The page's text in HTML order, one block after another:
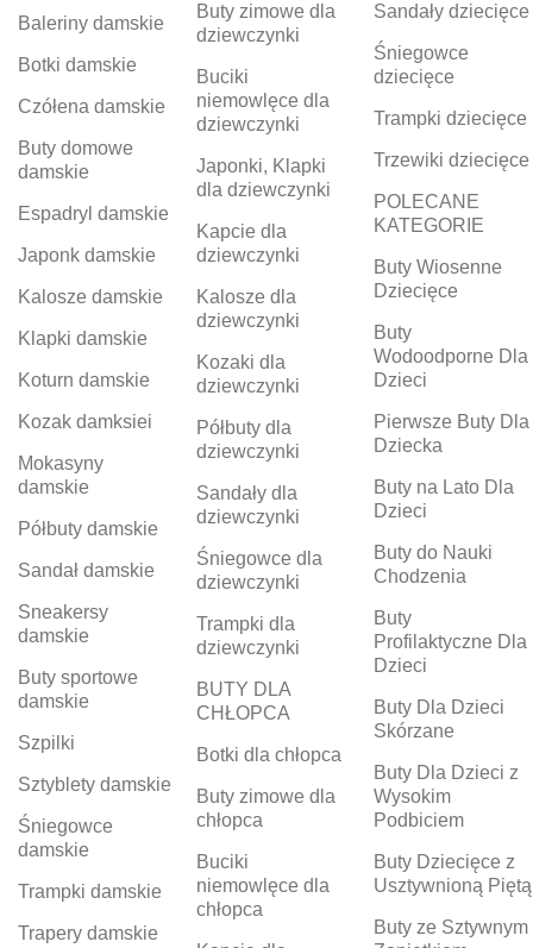
Baleriny damskie
Botki damskie
Czółena damskie
Buty domowe
damskie
Espadryl damskie
Japonk damskie
Kalosze damskie
Klapki damskie
Koturn damskie
Kozak damksiei
Mokasyny
damskie
Półbuty damskie
Sandał damskie
Sneakersy
damskie
Buty sportowe
damskie
Szpilki
Sztyblety damskie
Śniegowce
damskie
Trampki damskie
Trapery damskie
Buty zimowe dla
dziewczynki
Buciki
niemowlęce dla
dziewczynki
Japonki, Klapki
dla dziewczynki
Kapcie dla
dziewczynki
Kalosze dla
dziewczynki
Kozaki dla
dziewczynki
Półbuty dla
dziewczynki
Sandały dla
dziewczynki
Śniegowce dla
dziewczynki
Trampki dla
dziewczynki
BUTY DLA
CHŁOPCA
Botki dla chłopca
Buty zimowe dla
chłopca
Buciki
niemowlęce dla
chłopca
Sandały dziecięce
Śniegowce
dziecięce
Trampki dziecięce
Trzewiki dziecięce
POLECANE
KATEGORIE
Buty Wiosenne
Dziecięce
Buty
Wodoodporne Dla
Dzieci
Pierwsze Buty Dla
Dziecka
Buty na Lato Dla
Dzieci
Buty do Nauki
Chodzenia
Buty
Profilaktyczne Dla
Dzieci
Buty Dla Dzieci
Skórzane
Buty Dla Dzieci z
Wysokim
Podbiciem
Buty Dziecięce z
Usztywnioną Piętą
Buty ze Sztywnym